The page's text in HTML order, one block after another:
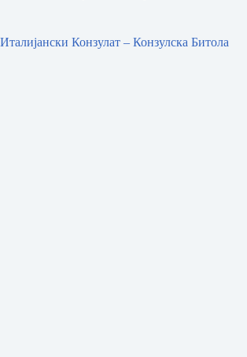
Италијански Конзулат – Конзулска Битола